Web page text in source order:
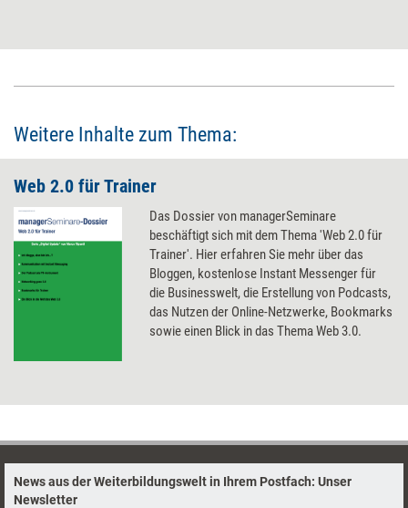
Weitere Inhalte zum Thema:
Web 2.0 für Trainer
Das Dossier von managerSeminare
beschäftigt sich mit dem Thema 'Web 2.0 für
Trainer'. Hier erfahren Sie mehr über das
Bloggen, kostenlose Instant Messenger für
die Businesswelt, die Erstellung von Podcasts,
das Nutzen der Online-Netzwerke, Bookmarks
sowie einen Blick in das Thema Web 3.0.
News aus der Weiterbildungswelt in Ihrem Postfach: Unser
Newsletter